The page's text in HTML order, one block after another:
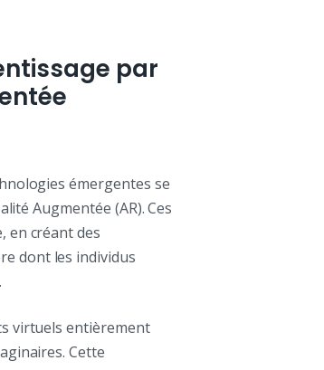
par
émergentes se
Augmentée (AR). Ces
en créant des
dont les individus
virtuels entièrement
Cette